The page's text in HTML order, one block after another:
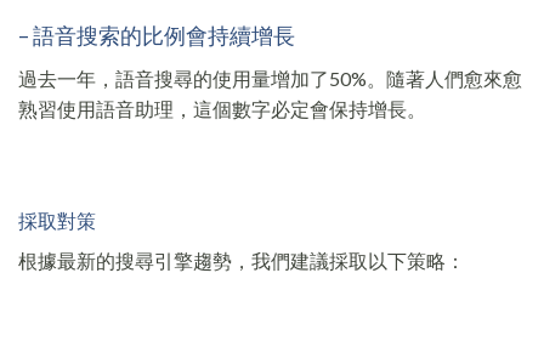
– 語音搜索的比例會持續增長
過去一年，語音搜尋的使用量增加了50%。隨著人們愈來愈
熟習使用語音助理，這個數字必定會保持增長。
採取對策
根據最新的搜尋引擎趨勢，我們建議採取以下策略：